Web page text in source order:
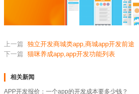
上一篇 独立开发商城类app,商城app开发前途
下一篇 猫咪养成app,app开发功能列表
相关新闻
APP开发报价：一个app的开发成本要多少钱？